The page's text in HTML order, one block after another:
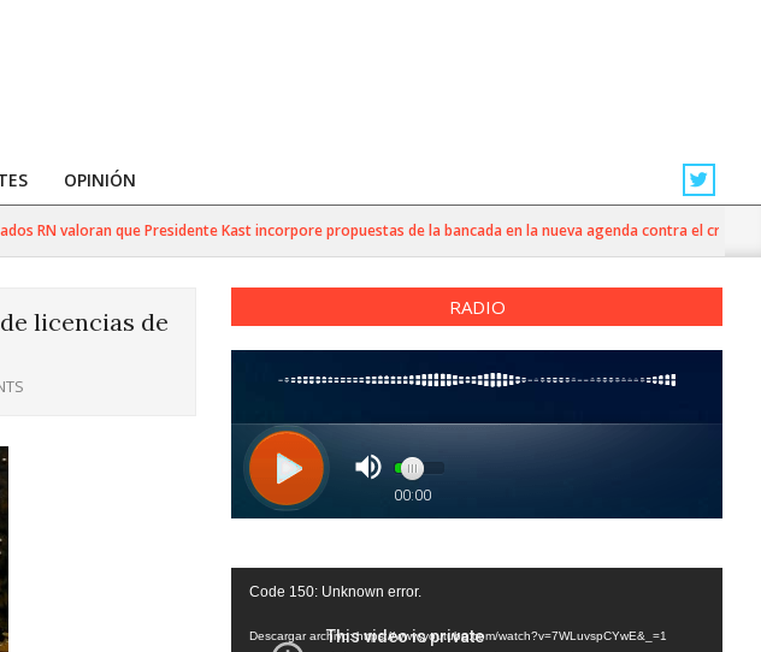
OPINIÓN
RN valoran que Presidente Kast incorpore propuestas de la bancada en la nueva agenda contra el crimen
licencias de
RADIO
Reproductor
vídeo
Code 150: Unknown error.
Descargar archivo: https://www.youtube.com/watch?v=7WLuvspCYwE&_=1